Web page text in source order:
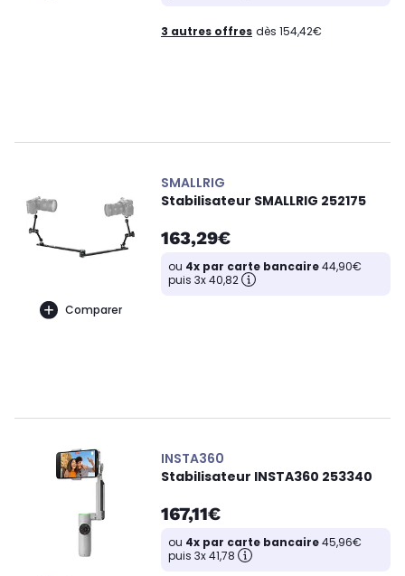
3 autres offres dès 154,42€
Comparer
SMALLRIG
Stabilisateur SMALLRIG 252175
163,29€
ou 4x par carte bancaire44,90€
puis 3x 40,82
INSTA360
Stabilisateur INSTA360 253340
167,11€
ou 4x par carte bancaire45,96€
puis 3x 41,78